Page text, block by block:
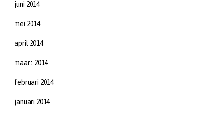
juni 2014
mei 2014
april 2014
maart 2014
februari 2014
januari 2014